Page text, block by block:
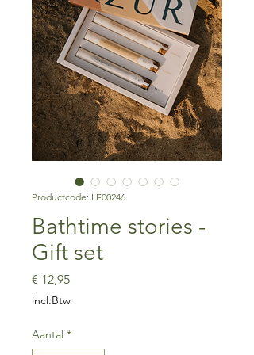
Productcode: LF00246
Bathtime stories -
Gift set
€ 12,95Prijs
incl.Btw
Aantal *